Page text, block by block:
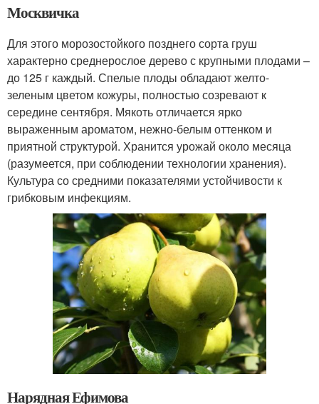
Москвичка
Для этого морозостойкого позднего сорта груш
характерно среднерослое дерево с крупными плодами –
до 125 г каждый. Спелые плоды обладают желто-
зеленым цветом кожуры, полностью созревают к
середине сентября. Мякоть отличается ярко
выраженным ароматом, нежно-белым оттенком и
приятной структурой. Хранится урожай около месяца
(разумеется, при соблюдении технологии хранения).
Культура со средними показателями устойчивости к
грибковым инфекциям.
Нарядная Ефимова